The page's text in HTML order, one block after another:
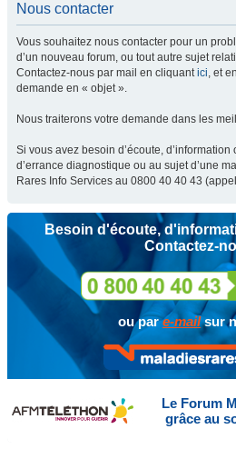
Nous contacter
Vous souhaitez nous contacter pour un
d’un nouveau forum, ou tout autre sujet
Contactez-nous par mail en cliquantici, et
demande en « objet ».
Nous traiterons votre demande dans les
Si vous avez besoin d’écoute, d’information
d’errance diagnostique ou au sujet d’une
Rares Info Services au 0800 40 40 43
Besoin d'écoute,
Contactez-
ou pare-mailsur
Le Forum
grâce au